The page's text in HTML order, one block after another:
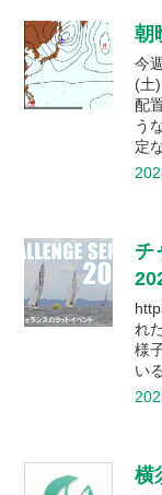
朝
今
(土
配
う
定
チ
れ
様
い
横